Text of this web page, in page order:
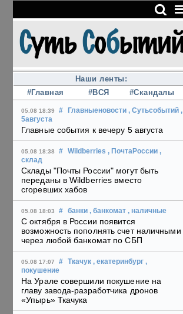
Наши ленты:
#Главная
#ВСЯ #Скандалы
05.08 18:39 # Главныеновости , Сутьсобытий ,
5августа
Главные события к вечеру 5 августа
05.08 18:38 # Wildberries , ПочтаРоссии ,
склад
Склады "Почты России" могут быть
переданы в Wildberries вместо
сгоревших хабов
05.08 18:03 # банки , банкомат , наличные
С октября в России появится
возможность пополнять счет наличными
через любой банкомат по СБП
05.08 17:07 # Ткачук , екатеринбург ,
покушение
На Урале совершили покушение на
главу завода-разработчика дронов
«Упырь» Ткачука